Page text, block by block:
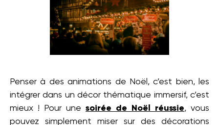
Penser à des animations de Noël, c’est bien, les
intégrer dans un décor thématique immersif, c’est
mieux ! Pour une soirée de Noël réussie, vous
pouvez simplement miser sur des décorations